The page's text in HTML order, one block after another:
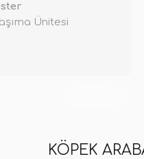
Ünitesi
KÖPEK